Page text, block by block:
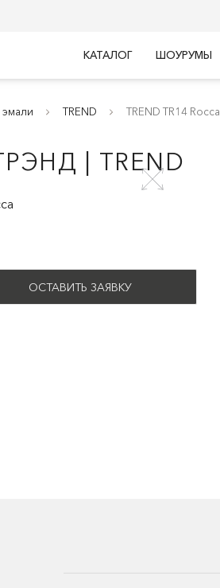
КАТАЛОГ ШОУРУМЫ
эмали TREND TREND TR14 Rocca
| TREND
ОСТАВИТЬ ЗАЯВКУ